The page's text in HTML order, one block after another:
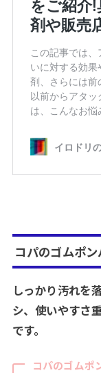
コパのゴムポ
しっかり汚れを
シ、使いやすさ
です。
コパのゴムポ